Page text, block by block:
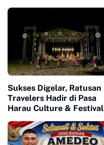
Sukses Digelar, Ratusan
Travelers Hadir di Pasa
Harau Culture & Festival